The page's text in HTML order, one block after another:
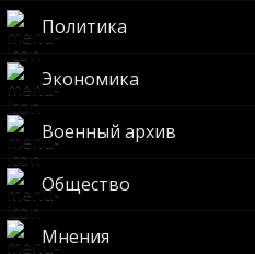
Политика
Экономика
Военный архив
Общество
Мнения